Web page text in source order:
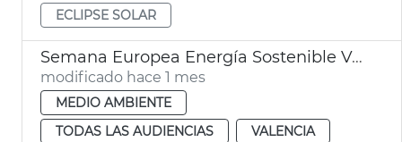
ECLIPSE SOLAR
Semana Europea Energía Sostenible València
modificado hace 1 mes
MEDIO AMBIENTE
TODAS LAS AUDIENCIAS
VALENCIA